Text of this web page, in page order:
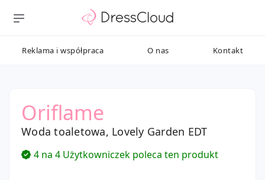
Reklama i współpraca O nas Kontakt
Oriflame
Woda toaletowa, Lovely Garden EDT
4 na 4 Użytkowniczek poleca ten produkt